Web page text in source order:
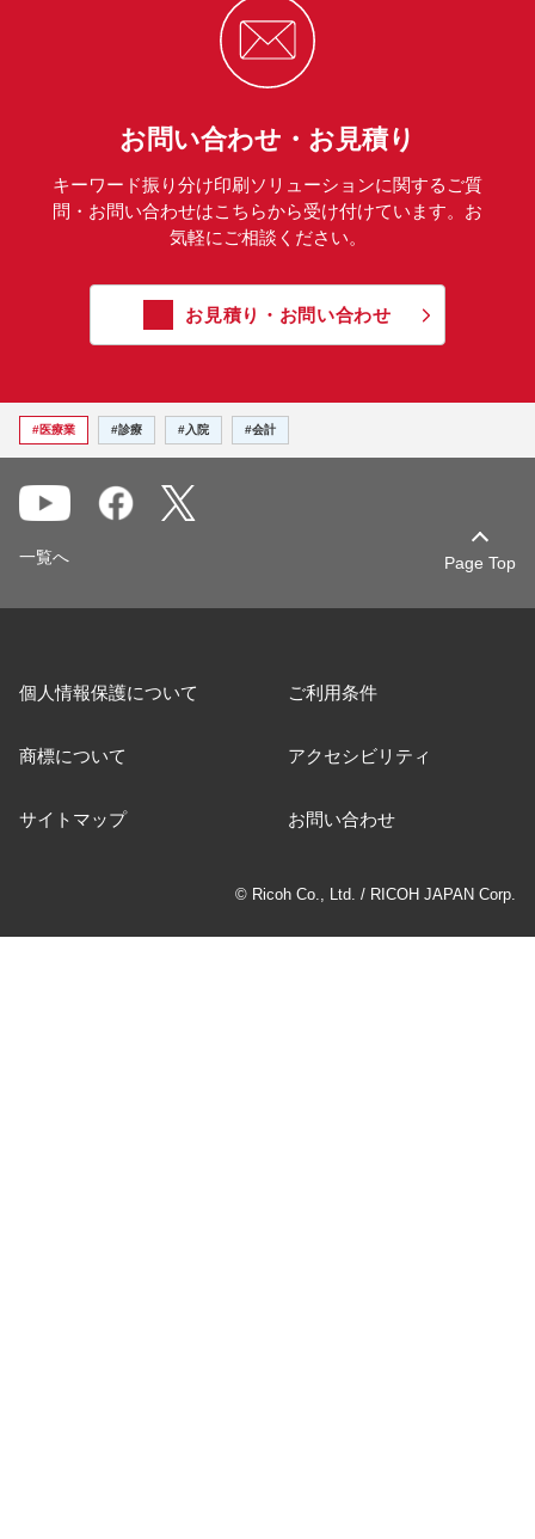
お問い合わせ・お見積り
キーワード振り分け印刷ソリューションに関するご質
問・お問い合わせはこちらから受け付けています。お
気軽にご相談ください。
お見積り・お問い合わせ
#医療業 #診療 #入院 #会計
Page Top
一覧へ
個人情報保護について ご利用条件
商標について アクセシビリティ
サイトマップ お問い合わせ
© Ricoh Co., Ltd. / RICOH JAPAN Corp.